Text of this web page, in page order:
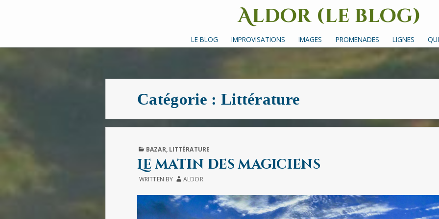
Aldor (le blog)
Un site avec des mots, des images et des sons
LE BLOG IMPROVISATIONS IMAGES PROMENADES LIGNES
Catégorie : Littérature
PUBLISHED
BAZAR, LITTÉRATURE
Le matin des magiciens
WRITTEN BY ALDOR